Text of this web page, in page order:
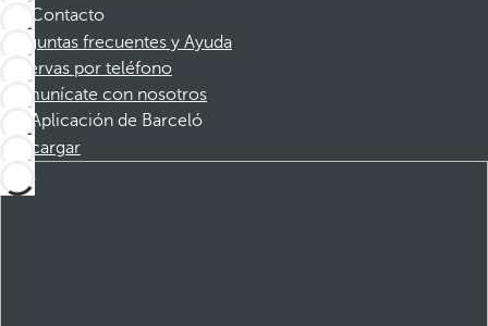
Contacto
Preguntas frecuentes y Ayuda
Reservas por teléfono
Comunícate con nosotros
Aplicación de Barceló
Descargar